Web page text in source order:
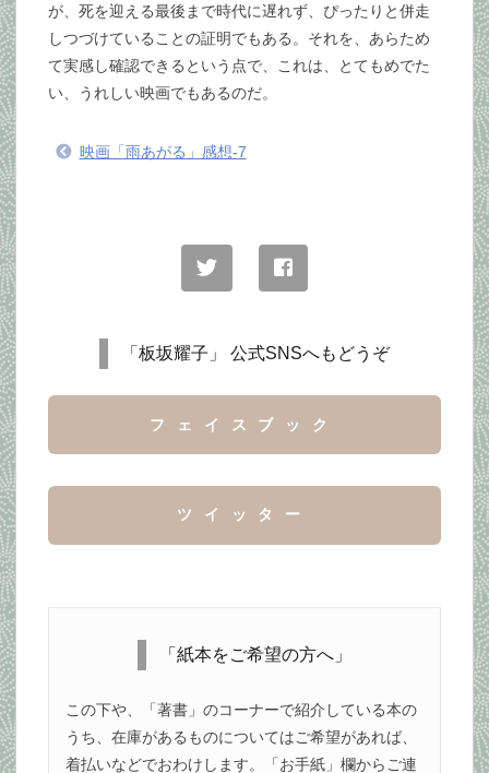
が、死を迎える最後まで時代に遅れず、ぴったりと併走
しつづけていることの証明でもある。それを、あらため
て実感し確認できるという点で、これは、とてもめでた
い、うれしい映画でもあるのだ。
映画「雨あがる」感想-7
「板坂耀子」 公式SNSへもどうぞ
フェイスブック
ツイッター
「紙本をご希望の方へ」
この下や、「著書」のコーナーで紹介している本の
うち、在庫があるものについてはご希望があれば、
着払いなどでおわけします。「お手紙」欄からご連